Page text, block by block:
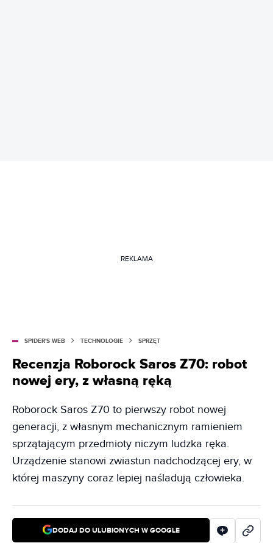
REKLAMA
SPIDER'S WEB TECHNOLOGIE SPRZĘT
Recenzja Roborock Saros Z70: robot
nowej ery, z własną ręką
Roborock Saros Z70 to pierwszy robot nowej
generacji, z własnym mechanicznym ramieniem
sprzątającym przedmioty niczym ludzka ręka.
Urządzenie stanowi zwiastun nadchodzącej ery, w
której maszyny coraz lepiej naśladują człowieka.
DODAJ DO ULUBIONYCH W GOOGLE